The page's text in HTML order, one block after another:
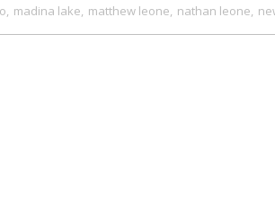
, madina lake, matthew leone, nathan leone,